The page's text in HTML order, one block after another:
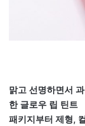
맑고 선명하면서
한 글로우 립 틴트
패키지부터 제형,